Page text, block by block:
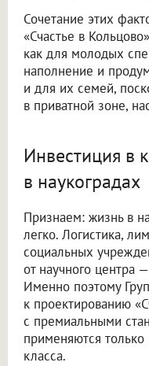
Сочетание этих
«Счастье в
как для молодых
наполнение и
и для их семей,
в приватной зоне,
Инвестиция в
в наукоградах
Признаем: жизнь в
легко. Логистика,
социальных
от научного центра
Именно поэтому
к проектированию
с премиальными
применяются
класса.